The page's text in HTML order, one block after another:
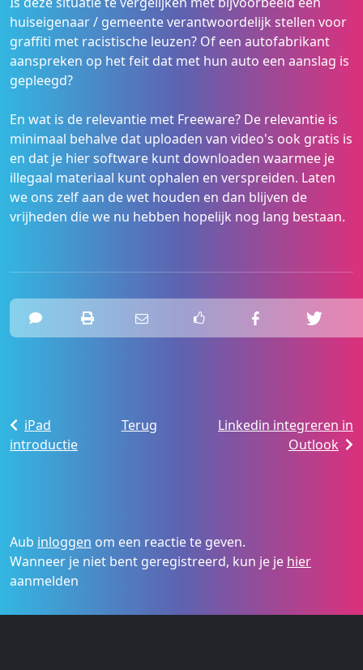
huiseigenaar / gemeente verantwoordelijk stellen voor
graffiti met racistische leuzen? Of een autofabrikant
aanspreken op het feit dat met hun auto een aanslag is
gepleegd?
En wat is de relevantie met Freeware? De relevantie is
minimaal behalve dat uploaden van video's ook gratis is
en dat je hier software kunt downloaden waarmee je
illegaal materiaal kunt ophalen en verspreiden. Laten
we ons zelf aan de wet houden en dan blijven de
vrijheden die we nu hebben hopelijk nog lang bestaan.
iPad
introductie
Terug
Linkedin integreren in
Outlook
Aub inloggen om een reactie te geven.
Wanneer je niet bent geregistreerd, kun je je hier
aanmelden